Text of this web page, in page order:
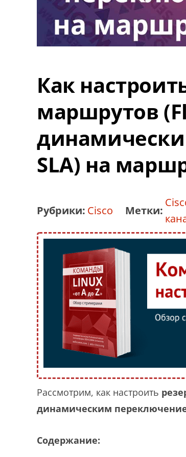
Как
маршрутов
SLA) на
Рубрики: Cisco Метки:
Рассмотрим, как настроить
динамическим
Содержание: